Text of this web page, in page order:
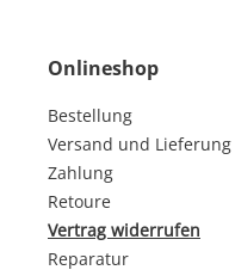
Onlineshop
Bestellung
Versand und Lieferung
Zahlung
Retoure
Vertrag widerrufen
Reparatur